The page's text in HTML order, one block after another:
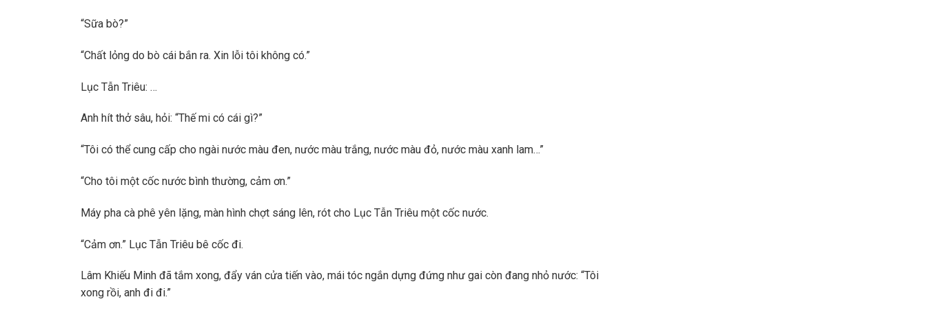
“Sữa bò?”
“Chất lỏng do bò cái bắn ra. Xin lỗi tôi không có.”
Lục Tẫn Triêu: …
Anh hít thở sâu, hỏi: “Thế mi có cái gì?”
“Tôi có thể cung cấp cho ngài nước màu đen, nước màu trắng, nước màu đỏ, nước màu xanh lam…”
“Cho tôi một cốc nước bình thường, cảm ơn.”
Máy pha cà phê yên lặng, màn hình chợt sáng lên, rót cho Lục Tẫn Triêu một cốc nước.
“Cảm ơn.” Lục Tẫn Triêu bê cốc đi.
Lâm Khiếu Minh đã tắm xong, đẩy ván cửa tiến vào, mái tóc ngắn dựng đứng như gai còn đang nhỏ nước: “Tôi
xong rồi, anh đi đi.”